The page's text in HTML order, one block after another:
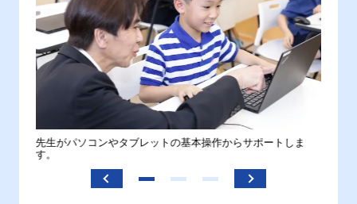
先生がパソコンやタブレットの基本操作からサポートしま
す。